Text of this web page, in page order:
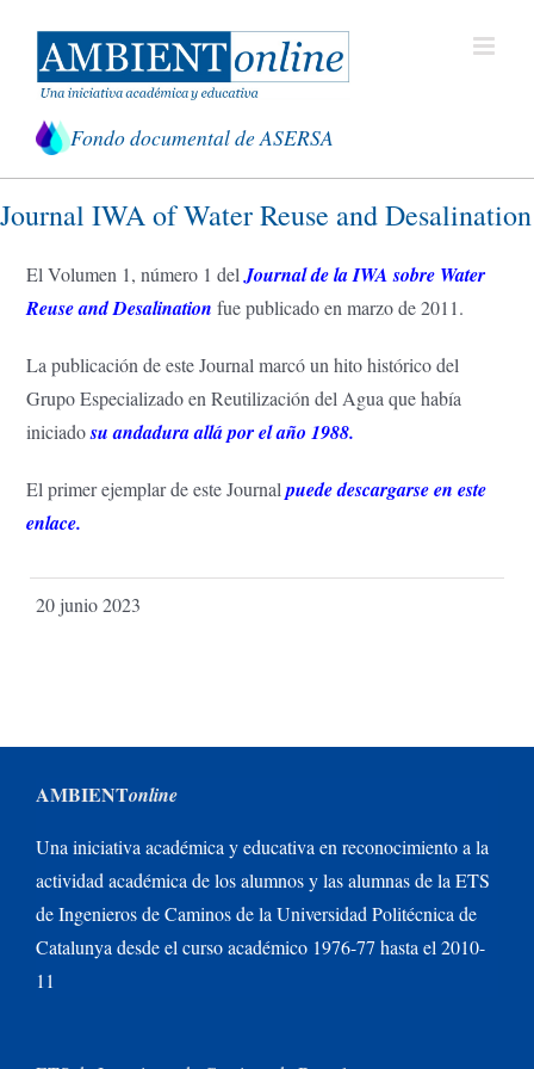
contenido
Fondo documental de ASERSA
Journal IWA of Water Reuse and Desalination
El Volumen 1, número 1 del Journal de la IWA sobre Water
Reuse and Desalination fue publicado en marzo de 2011.
La publicación de este Journal marcó un hito histórico del
Grupo Especializado en Reutilización del Agua que había
iniciadosu andadura allá por el año 1988.
El primer ejemplar de este Journalpuede descargarse en este
enlace.
20 junio 2023
AMBIENTonline
Una iniciativa académica y educativa en reconocimiento a la
actividad académica de los alumnos y las alumnas de la ETS
de Ingenieros de Caminos de la Universidad Politécnica de
Catalunya desde el curso académico 1976-77 hasta el 2010-
11